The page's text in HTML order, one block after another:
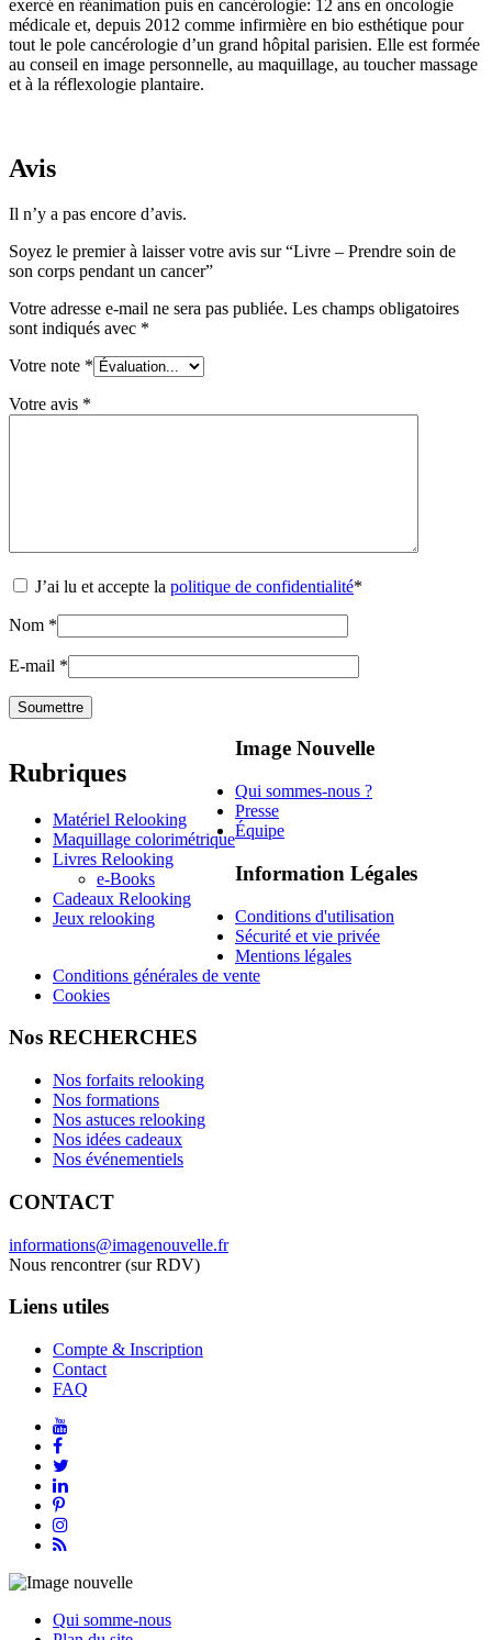
exercé en réanimation puis en cancérologie: 12 ans en oncologie
médicale et, depuis 2012 comme infirmière en bio esthétique pour
tout le pole cancérologie d’un grand hôpital parisien. Elle est formée
au conseil en image personnelle, au maquillage, au toucher massage
et à la réflexologie plantaire.
Avis
Il n’y a pas encore d’avis.
Soyez le premier à laisser votre avis sur “Livre – Prendre soin de
son corps pendant un cancer”
Votre adresse e-mail ne sera pas publiée. Les champs obligatoires
sont indiqués avec *
Votre note *
Votre avis *
J’ai lu et accepte la politique de confidentialité*
Nom *
E-mail *
Rubriques
Matériel Relooking
Maquillage colorimétrique
Livres Relooking
e-Books
Cadeaux Relooking
Jeux relooking
Image Nouvelle
Qui sommes-nous ?
Presse
Équipe
Information Légales
Conditions d'utilisation
Sécurité et vie privée
Mentions légales
Conditions générales de vente
Cookies
Nos RECHERCHES
Nos forfaits relooking
Nos formations
Nos astuces relooking
Nos idées cadeaux
Nos événementiels
CONTACT
informations@imagenouvelle.fr
Nous rencontrer (sur RDV)
Liens utiles
Compte & Inscription
Contact
FAQ
Qui somme-nous